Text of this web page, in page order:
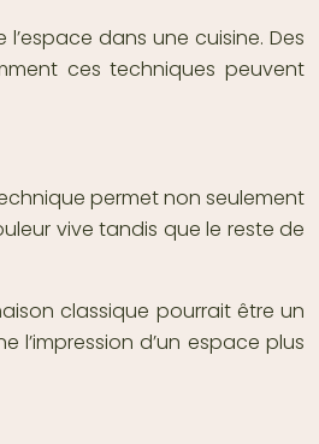
dans une cuisine. Des
ces techniques peuvent
permet non seulement
vive tandis que le reste de
classique pourrait être un
d’un espace plus